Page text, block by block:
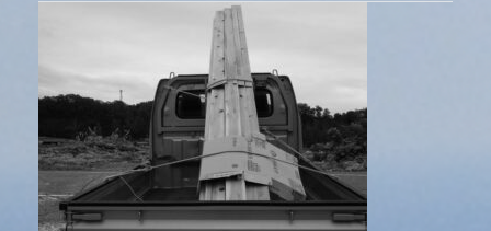
月
25
日